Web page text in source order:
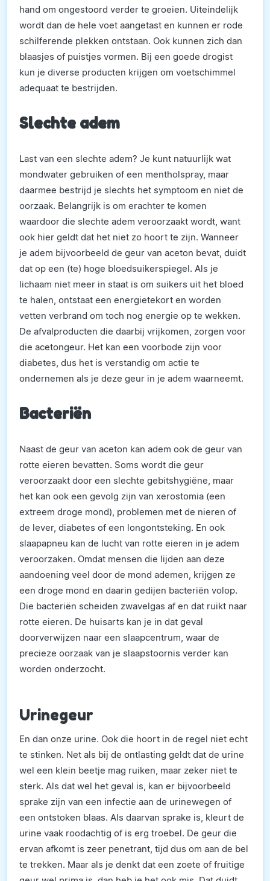
hand om ongestoord verder te groeien. Uiteindelijk
wordt dan de hele voet aangetast en kunnen er rode
schilferende plekken ontstaan. Ook kunnen zich dan
blaasjes of puistjes vormen. Bij een goede drogist
kun je diverse producten krijgen om voetschimmel
adequaat te bestrijden.
Slechte adem
Last van een slechte adem? Je kunt natuurlijk wat
mondwater gebruiken of een mentholspray, maar
daarmee bestrijd je slechts het symptoom en niet de
oorzaak. Belangrijk is om erachter te komen
waardoor die slechte adem veroorzaakt wordt, want
ook hier geldt dat het niet zo hoort te zijn. Wanneer
je adem bijvoorbeeld de geur van aceton bevat, duidt
dat op een (te) hoge bloedsuikerspiegel. Als je
lichaam niet meer in staat is om suikers uit het bloed
te halen, ontstaat een energietekort en worden
vetten verbrand om toch nog energie op te wekken.
De afvalproducten die daarbij vrijkomen, zorgen voor
die acetongeur. Het kan een voorbode zijn voor
diabetes, dus het is verstandig om actie te
ondernemen als je deze geur in je adem waarneemt.
Bacteriën
Naast de geur van aceton kan adem ook de geur van
rotte eieren bevatten. Soms wordt die geur
veroorzaakt door een slechte gebitshygiëne, maar
het kan ook een gevolg zijn van xerostomia (een
extreem droge mond), problemen met de nieren of
de lever, diabetes of een longontsteking. En ook
slaapapneu kan de lucht van rotte eieren in je adem
veroorzaken. Omdat mensen die lijden aan deze
aandoening veel door de mond ademen, krijgen ze
een droge mond en daarin gedijen bacteriën volop.
Die bacteriën scheiden zwavelgas af en dat ruikt naar
rotte eieren. De huisarts kan je in dat geval
doorverwijzen naar een slaapcentrum, waar de
precieze oorzaak van je slaapstoornis verder kan
worden onderzocht.
Urinegeur
En dan onze urine. Ook die hoort in de regel niet echt
te stinken. Net als bij de ontlasting geldt dat de urine
wel een klein beetje mag ruiken, maar zeker niet te
sterk. Als dat wel het geval is, kan er bijvoorbeeld
sprake zijn van een infectie aan de urinewegen of
een ontstoken blaas. Als daarvan sprake is, kleurt de
urine vaak roodachtig of is erg troebel. De geur die
ervan afkomt is zeer penetrant, tijd dus om aan de bel
te trekken. Maar als je denkt dat een zoete of fruitige